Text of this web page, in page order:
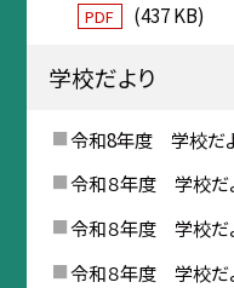
PDF (437 KB)
学校だより
令和8年度 学校だ
令和８年度 学校だ
令和８年度 学校だ
令和８年度 学校だ